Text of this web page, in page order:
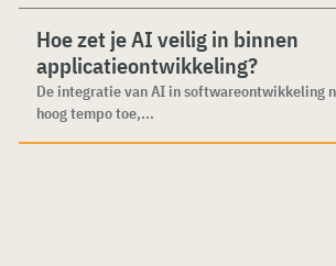
Hoe zet je AI veilig in binnen
applicatieontwikkeling?
De integratie van AI in softwareontwikkeling
hoog tempo toe,...